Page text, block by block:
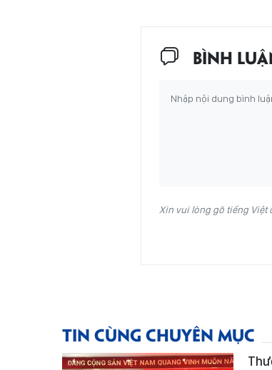
BÌNH
Xin vui lòng gõ tiếng Việt
TIN CÙNG CHUYÊN MỤC